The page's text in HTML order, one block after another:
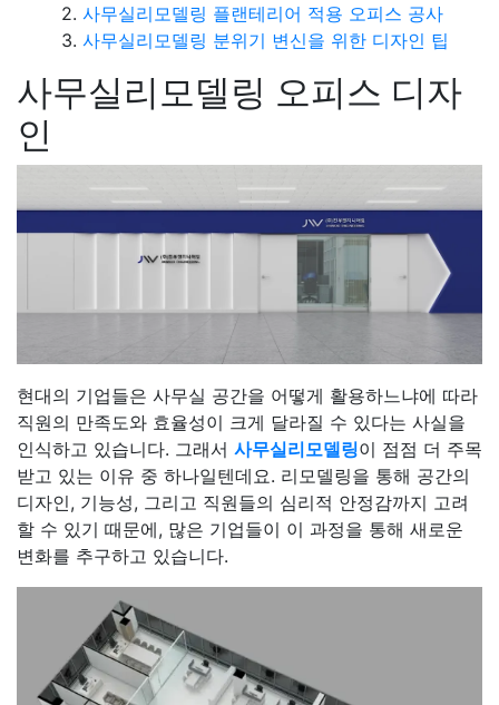
사무실리모델링 플랜테리어 적용 오피스 공사
사무실리모델링 분위기 변신을 위한 디자인 팁
사무실리모델링 오피스 디자
인
현대의 기업들은 사무실 공간을 어떻게 활용하느냐에 따라
직원의 만족도와 효율성이 크게 달라질 수 있다는 사실을
인식하고 있습니다. 그래서 사무실리모델링이 점점 더 주목
받고 있는 이유 중 하나일텐데요. 리모델링을 통해 공간의
디자인, 기능성, 그리고 직원들의 심리적 안정감까지 고려
할 수 있기 때문에, 많은 기업들이 이 과정을 통해 새로운
변화를 추구하고 있습니다.